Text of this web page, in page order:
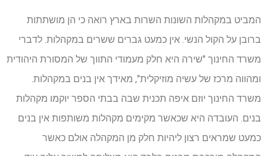
המביט במקהלות השונות השרות בארץ רואה כי הן מושתתות
ברובן על הקול הנשי. אין כמעט גברים ששרים במקהלות. לדברי
משרד החינוך "שירה היא חלק מעמודי התווך של המסורת היהודית
ומהווה מרכז של עשיה מוזיקלית", מאידך אין בנים במקהלות.
משרד החינוך יוזם איפה תכנית שבה בבתי הספר יוקמו מקהלות
בנים. העובדה היא שכאשר מקימים מקהלות משותפות אין בנים
כמעט שמראים רצון ליהיות חלק מן המקהלה אולם כאשר